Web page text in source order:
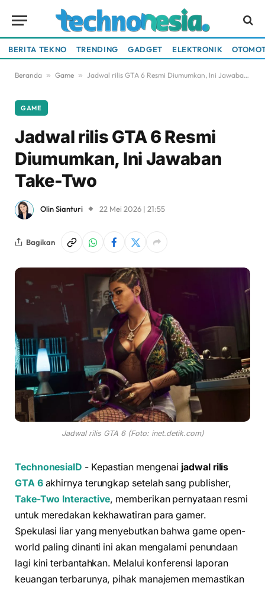
BERITA TEKNO TRENDING GADGET ELEKTRONIK
Beranda » Game » Jadwal rilis GTA 6 Resmi Diumumkan, Ini Jawaban Take-Two
GAME
Jadwal rilis GTA 6 Resmi
Diumumkan, Ini Jawaban
Take-Two
Olin Sianturi 22 Mei 2026 | 21:55
Bagikan
Jadwal rilis GTA 6 (Foto: inet.detik.com)
TechnonesiaID - Kepastian mengenai jadwal rilis
GTA 6akhirnya terungkap setelah sang publisher,
Take-Two Interactive, memberikan pernyataan resmi
untuk meredakan kekhawatiran para gamer.
Spekulasi liar yang menyebutkan bahwa game open-
world paling dinanti ini akan mengalami penundaan
lagi kini terbantahkan. Melalui konferensi laporan
keuangan terbarunya, pihak manajemen memastikan